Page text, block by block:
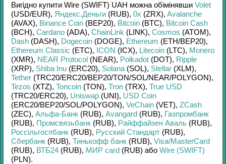
Вигідно купити Wire (SWIFT) UAH можна обімінявши Volet
(USD/EUR), Яндекс.Деньги (RUB), 0x (ZRX), Avalanche
(AVAX), Binance Coin (BEP20), Bitcoin (BTC), Bitcoin Cash
(BCH), Cardano (ADA), ChainLink (LINK), Cosmos (ATOM),
Dash (DASH), Dogecoin (DOGE), Ethereum (ETH/BEP20),
Ethereum Classic (ETC), ICON (ICX), Litecoin (LTC), Monero
(XMR), NEAR Protocol (NEAR), Polkadot (DOT), Ripple
(XRP), Shiba Inu (ERC20), Solana (SOL), Stellar (XLM),
Tether (TRC20/ERC20/BEP20/TON/SOL/NEAR/POLYGON),
Tezos (XTZ), Toncoin (TON), Tron (TRX), True USD
(TRC20/ERC20), Uniswap (UNI), USD Coin
(ERC20/BEP20/SOL/POLYGON), VeChain (VET), ZCash
(ZEC), Альфа-Банк (RUB), Avangard (RUB), Газпромбанк
(RUB), Промсвязьбанк (RUB), Райффайзен Аваль (RUB),
Россільгоспбанк (RUB), Русский Стандарт (RUB),
Сбербанк (RUB), Тинькофф банк (RUB), Visa/MasterCard
(RUB), ВТБ24 (RUB), МИР card (RUB) або Wire (SWIFT)
(PLN).